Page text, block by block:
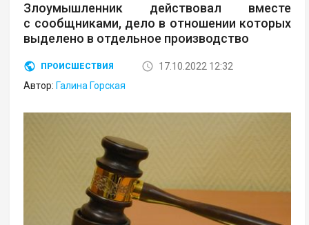
Злоумышленник действовал вместе
с сообщниками, дело в отношении которых
выделено в отдельное производство
ПРОИСШЕСТВИЯ
17.10.2022 12:32
Автор: Галина Горская